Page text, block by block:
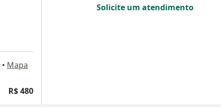
• Mapa
R$ 480
Solicite um atendimento